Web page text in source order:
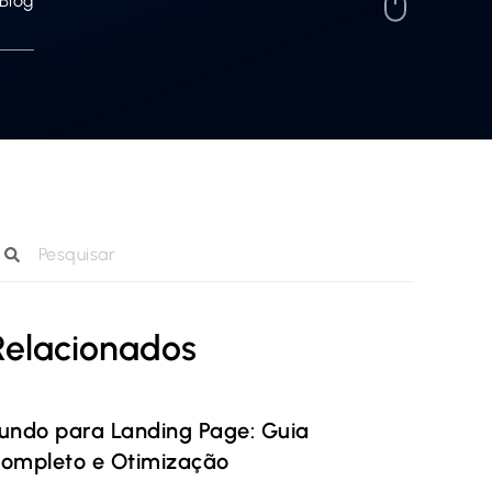
para Landing Page: Guia
e Otimização